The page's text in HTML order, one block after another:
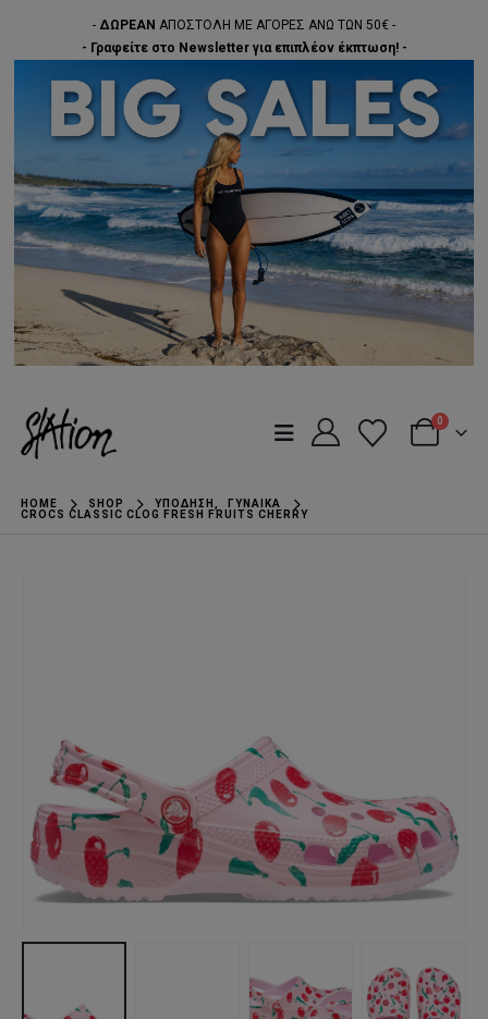
- ΔΩΡΕΑΝ ΑΠΟΣΤΟΛΗ ΜΕ ΑΓΟΡΕΣ ΑΝΩ ΤΩΝ 50€ -
- Γραφείτε στο Newsletter για επιπλέον έκπτωση! -
0
HOME SHOP ΥΠΌΔΗΣΗ,
ΓΥΝΑΊΚΑ
CROCS CLASSIC CLOG FRESH FRUITS CHERRY